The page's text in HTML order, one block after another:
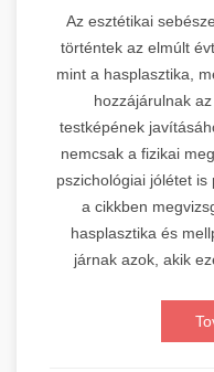
Az esztétikai
történtek az elmúlt
mint a hasplasztika,
hozzájárulnak
testképének
nemcsak a fizikai
pszichológiai jólétet
a cikkben
hasplasztika és
járnak azok, akik